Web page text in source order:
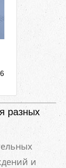
разных
и